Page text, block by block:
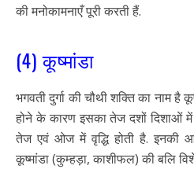
की मनोकामनाएँ पूरी करती हैं.
(4) कूष्मांडा
भगवती दुर्गा की चौथी शक्ति का नाम है
होने के कारण इसका तेज दशों दिशाओं
तेज एवं ओज में वृद्धि होती है. इनकी
कूष्मांडा (कुम्हड़ा, काशीफल) की बलि